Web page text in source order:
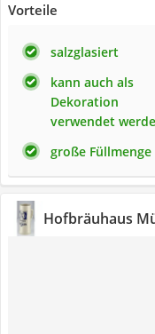
Vorteile
salzglasiert
kann auch als
Dekoration
verwendet
große Füllmenge
Hofbräuhaus